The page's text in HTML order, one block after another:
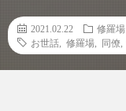
2021.02.22
修羅場
お世話
修羅場 同僚